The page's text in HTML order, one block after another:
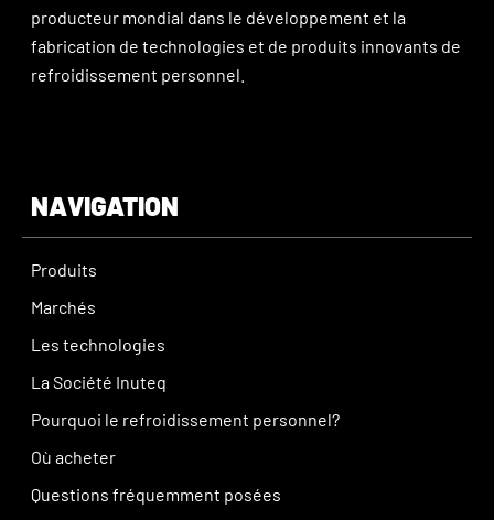
producteur mondial dans le développement et la
fabrication de technologies et de produits innovants de
refroidissement personnel.
NAVIGATION
Produits
Marchés
Les technologies
La Société Inuteq
Pourquoi le refroidissement personnel?
Où acheter
Questions fréquemment posées